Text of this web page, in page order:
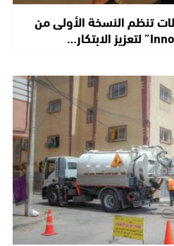
تنظم النسخة الأولى من